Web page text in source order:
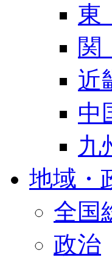
近
中
九
地域・
全国
政治